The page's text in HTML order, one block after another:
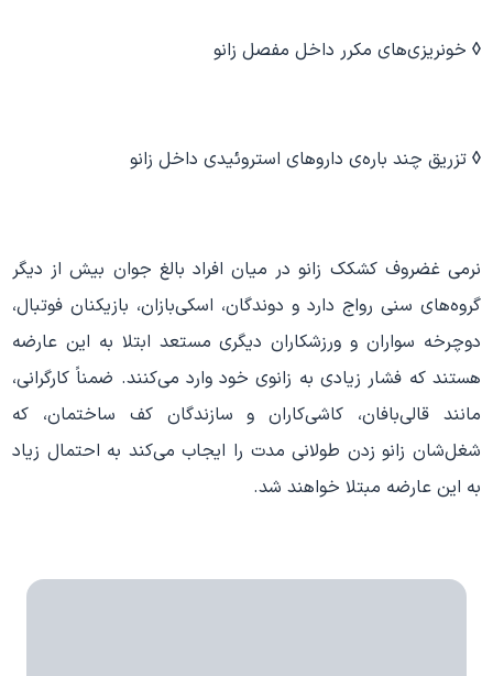
◊ خونریزی‌های مکرر داخل مفصل زانو
◊ تزریق چند باره‌ی داروهای استروئیدی داخل زانو
نرمی غضروف کشکک زانو در میان افراد بالغ جوان بیش از دیگر
گروه‌های سنی رواج دارد و دوندگان، اسکی‌بازان، بازیکنان فوتبال،
دوچرخه سواران و ورزشکاران دیگری مستعد ابتلا به این عارضه
هستند که فشار زیادی به زانوی خود وارد می‌کنند. ضمناً کارگرانی،
مانند قالی‌بافان، کاشی‌کاران و سازندگان کف ساختمان، که
شغل‌شان زانو زدن طولانی مدت را ایجاب می‌کند به احتمال زیاد
به این عارضه مبتلا خواهند شد.